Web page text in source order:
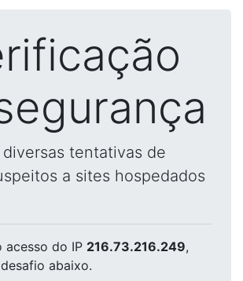
tentativas de
a sites hospedados
acesso do IP 216.73.216.249,
abaixo.